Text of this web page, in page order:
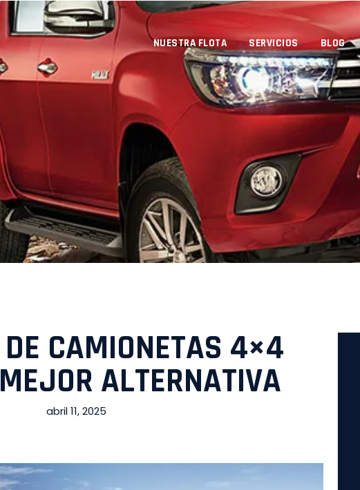
NUESTRA FLOTA SERVICIOS BLOG
CAMIONETAS 4×4
ALTERNATIVA
abril 11, 2025